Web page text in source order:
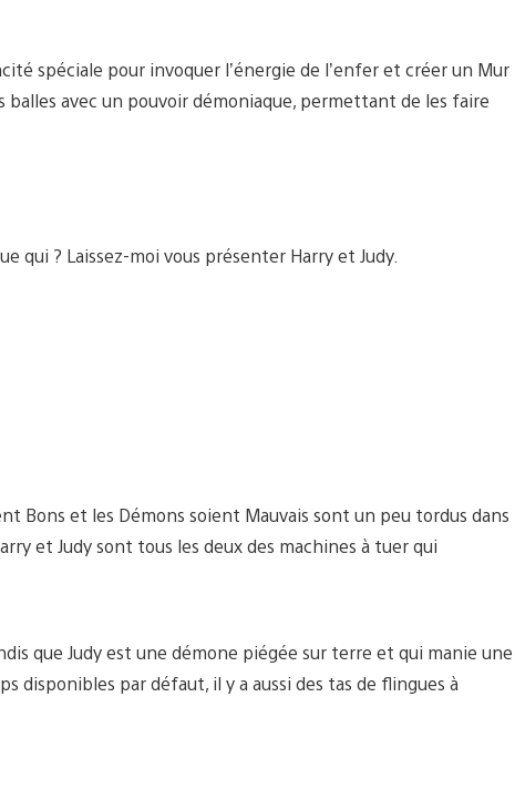
spéciale pour invoquer l’énergie de l’enfer et créer un Mur
avec un pouvoir démoniaque, permettant de les faire
qui ? Laissez-moi vous présenter Harry et Judy.
Bons et les Démons soient Mauvais sont un peu tordus dans
et Judy sont tous les deux des machines à tuer qui
que Judy est une démone piégée sur terre et qui manie une
disponibles par défaut, il y a aussi des tas de flingues à